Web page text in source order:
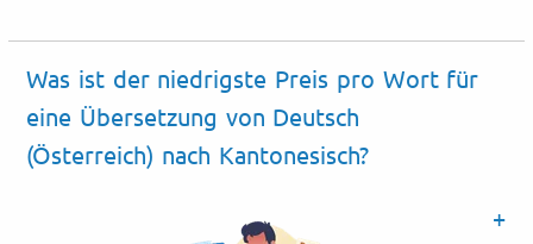
Was ist der niedrigste Preis pro Wort für
eine Übersetzung von Deutsch
(Österreich) nach Kantonesisch?